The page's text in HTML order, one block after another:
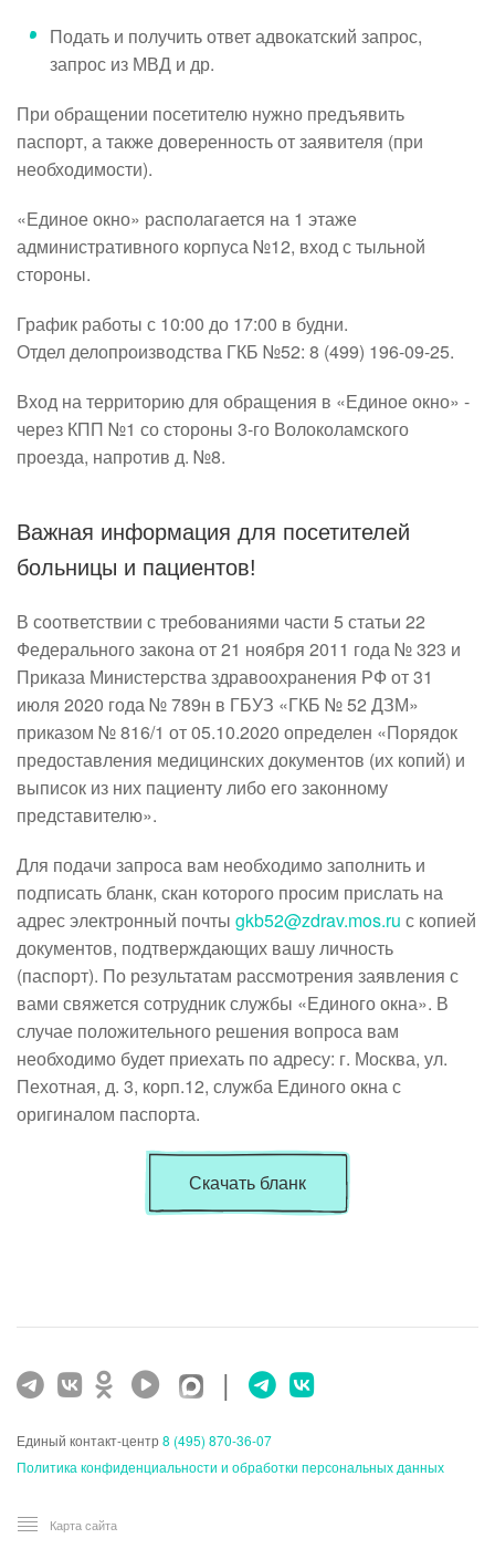
Подать и получить ответ адвокатский запрос,
запрос из МВД и др.
При обращении посетителю нужно предъявить
паспорт, а также доверенность от заявителя (при
необходимости).
«Единое окно» располагается на 1 этаже
административного корпуса №12, вход с тыльной
стороны.
График работы с 10:00 до 17:00 в будни.
Отдел делопроизводства ГКБ №52: 8 (499) 196-09-25.
Вход на территорию для обращения в «Единое окно» -
через КПП №1 со стороны 3-го Волоколамского
проезда, напротив д. №8.
Важная информация для посетителей
больницы и пациентов!
В соответствии с требованиями части 5 статьи 22
Федерального закона от 21 ноября 2011 года № 323 и
Приказа Министерства здравоохранения РФ от 31
июля 2020 года № 789н в ГБУЗ «ГКБ № 52 ДЗМ»
приказом № 816/1 от 05.10.2020 определен «Порядок
предоставления медицинских документов (их копий) и
выписок из них пациенту либо его законному
представителю».
Для подачи запроса вам необходимо заполнить и
подписать бланк, скан которого просим прислать на
адрес электронный почты gkb52@zdrav.mos.ru с копией
документов, подтверждающих вашу личность
(паспорт). По результатам рассмотрения заявления с
вами свяжется сотрудник службы «Единого окна». В
случае положительного решения вопроса вам
необходимо будет приехать по адресу: г. Москва, ул.
Пехотная, д. 3, корп.12, служба Единого окна с
оригиналом паспорта.
Скачать бланк
|
Единый контакт-центр 8 (495) 870-36-07
Политика конфиденциальности и обработки персональных данных
Карта сайта